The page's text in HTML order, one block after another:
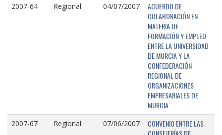
2007-64 Regional 04/07/2007
ACUERDO DE
COLABORACIÓN EN
MATERIA DE
FORMACIÓN Y EMPLEO
ENTRE LA UNIVERSIDAD
DE MURCIA Y LA
CONFEDERACIÓN
REGIONAL DE
ORGANIZACIONES
EMPRESARIALES DE
MURCIA
2007-67 Regional 07/06/2007
CONVENIO ENTRE LAS